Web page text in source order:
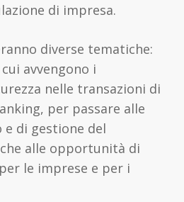
di impresa.
diverse tematiche:
avvengono i
nelle transazioni di
per passare alle
di gestione del
alle opportunità di
le imprese e per i